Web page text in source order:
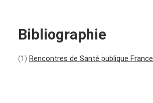
Bibliographie
(1) Rencontres de Santé publique France